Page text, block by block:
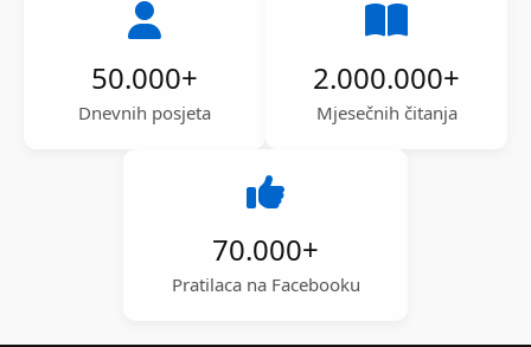
50.000+
Dnevnih posjeta
2.000.000+
Mjesečnih čitanja
70.000+
Pratilaca na Facebooku